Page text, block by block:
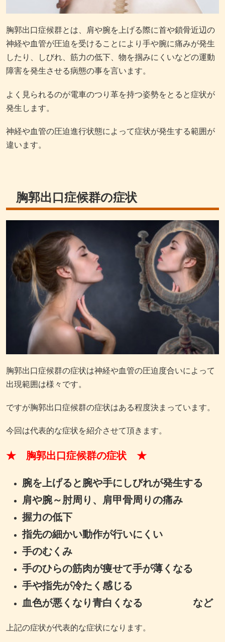
胸郭出口症候群とは、肩や腕を上げる際に首や鎖骨近辺の
神経や血管が圧迫を受けることにより手や腕に痛みが発生
したり、しびれ、筋力の低下、物を掴みにくいなどの運動
障害を発生させる病態の事を言います。
よく見られるのが電車のつり革を持つ姿勢をとると症状が
発生します。
神経や血管の圧迫進行状態によって症状が発生する範囲が
違います。
胸郭出口症候群の症状
胸郭出口症候群の症状は神経や血管の圧迫度合いによって
出現範囲は様々です。
ですが胸郭出口症候群の症状はある程度決まっています。
今回は代表的な症状を紹介させて頂きます。
★ 胸郭出口症候群の症状 ★
腕を上げると腕や手にしびれが発生する
肩や腕～肘周り、肩甲骨周りの痛み
握力の低下
指先の細かい動作が行いにくい
手のむくみ
手のひらの筋肉が痩せて手が薄くなる
手や指先が冷たく感じる
血色が悪くなり青白くなる など
上記の症状が代表的な症状になります。